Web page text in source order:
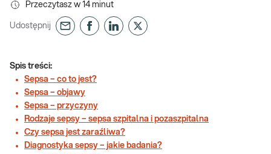
Przeczytasz w 14 minut
Udostępnij
Spis treści:
Sepsa – co to jest?
Sepsa – objawy
Sepsa – przyczyny
Rodzaje sepsy – sepsa szpitalna i pozaszpitalna
Czy sepsa jest zaraźliwa?
Diagnostyka sepsy – jakie badania?